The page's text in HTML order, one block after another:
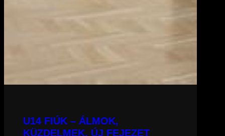
U14 FIÚK – ÁLMOK,
KÜZDELMEK, ÚJ FEJEZET